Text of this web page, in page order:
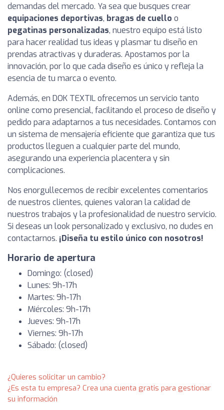
demandas del mercado. Ya sea que busques crear
equipaciones deportivas, bragas de cuello o
pegatinas personalizadas, nuestro equipo está listo
para hacer realidad tus ideas y plasmar tu diseño en
prendas atractivas y duraderas. Apostamos por la
innovación, por lo que cada diseño es único y refleja la
esencia de tu marca o evento.
Además, en DOK TEXTIL ofrecemos un servicio tanto
online como presencial, facilitando el proceso de diseño y
pedido para adaptarnos a tus necesidades. Contamos con
un sistema de mensajería eficiente que garantiza que tus
productos lleguen a cualquier parte del mundo,
asegurando una experiencia placentera y sin
complicaciones.
Nos enorgullecemos de recibir excelentes comentarios
de nuestros clientes, quienes valoran la calidad de
nuestros trabajos y la profesionalidad de nuestro servicio.
Si deseas un look personalizado y exclusivo, no dudes en
contactarnos. ¡Diseña tu estilo único con nosotros!
Horario de apertura
Domingo: (closed)
Lunes: 9h-17h
Martes: 9h-17h
Miércoles: 9h-17h
Jueves: 9h-17h
Viernes: 9h-17h
Sábado: (closed)
¿Quieres solicitar un cambio?
¿Es esta tu empresa? Crea una cuenta gratis para gestionar
su información